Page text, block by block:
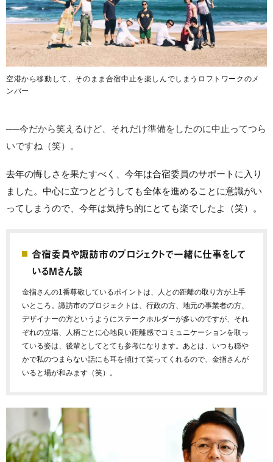
空港から移動して、そのまま合宿中止を楽しんでしまうロフトワークのメ
ンバー
──今だから笑えるけど、それだけ準備をしたのに中止ってつら
いですね（笑）。
去年の悔しさを果たすべく、今年は合宿委員のサポートに入り
ました。中心に立つとどうしても全体を進めることに意識がい
ってしまうので、今年は気持ち的にとても楽でしたよ（笑）。
合宿委員や諏訪市のプロジェクトで一緒に仕事をして
いるMさん談
金指さんの1番尊敬しているポイントは、人との距離の取り方が上手
いところ。諏訪市のプロジェクトは、行政の方、地元の事業者の方、
デザイナーの方というようにステークホルダーが多いのですが、それ
ぞれの立場、人柄ごとに心地良い距離感でコミュニケーションを取っ
ている姿は、後輩としてとても参考になります。あとは、いつも穏や
かで私のつまらない話にも耳を傾けて笑ってくれるので、金指さんが
いると場が和みます（笑）。